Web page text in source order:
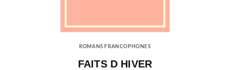
ROMANS FRANCOPHONES
FAITS D HIVER